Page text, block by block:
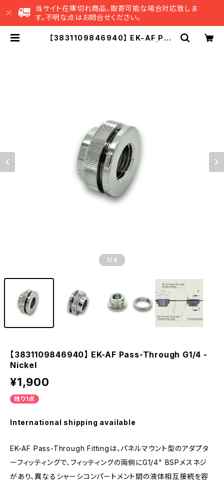
当サイト在庫切れ商品、取寄可能な場合対応致しま
す。不明な点はお問合せください。
【3831109846940】 EK-AF Pas
1 /4
【3831109846940】 EK-AF Pass-Through G1/4 -
Nickel
¥1,900
残り1点
International shipping available
EK-AF Pass-Through Fittingは、パネルマウント型のアダプタ
ーフィッティングで、フィッティングの両側にG1/4" BSPメスネジ
があり、異なるシャーシコンパートメント間の液体相互接続を容